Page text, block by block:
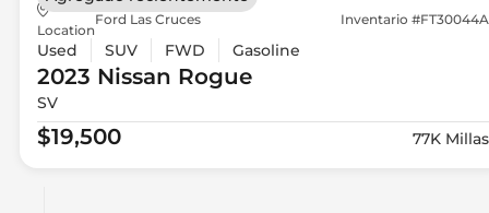
Location
Ford Las Cruces Inventario #FT30044A
Used SUV FWD Gasoline
2023 Nissan Rogue
SV
$19,500 77K Millas